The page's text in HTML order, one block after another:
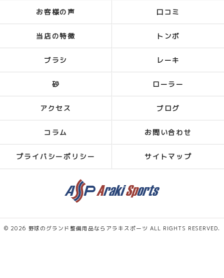
お客様の声 口コミ
当店の特徴 トンボ
ブラシ レーキ
砂 ローラー
アクセス ブログ
コラム お問い合わせ
プライバシーポリシー サイトマップ
© 2026 野球のグランド整備用品ならアラキスポーツ ALL RIGHTS RESERVED.